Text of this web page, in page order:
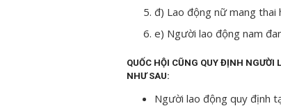
đ) Lao động nữ mang thai
e) Người lao động nam
QUỐC HỘI CŨNG QUY ĐỊNH NGƯỜI
NHƯ SAU:
Người lao động quy định